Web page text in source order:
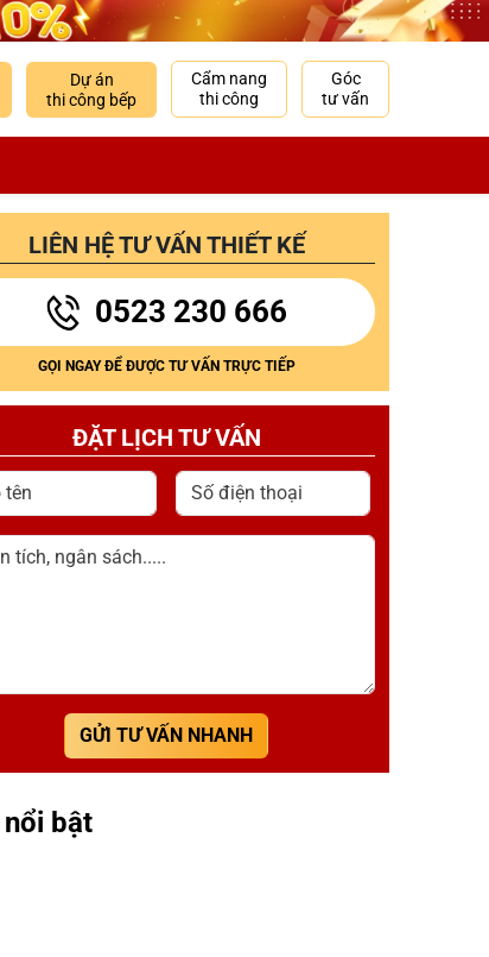
Dự án
thi công bếp
Cẩm nang
thi công
Góc
tư vấn
LIÊN HỆ TƯ VẤN THIẾT KẾ
0523 230 666
GỌI NGAY ĐỂ ĐƯỢC TƯ VẤN TRỰC TIẾP
ĐẶT LỊCH TƯ VẤN
Số điện thoại
ngân sách.....
GỬI TƯ VẤN NHANH
bật